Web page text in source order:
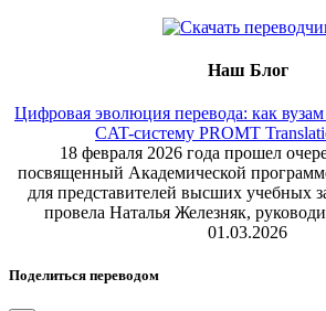
Наш Блог
Цифровая эволюция перевода: как
CAT-систему PROMT
18 февраля 2026 года прошел
посвященный Академической
для представителей высших учебных
провела Наталья Железняк,
01.03.2026
Поделиться переводом